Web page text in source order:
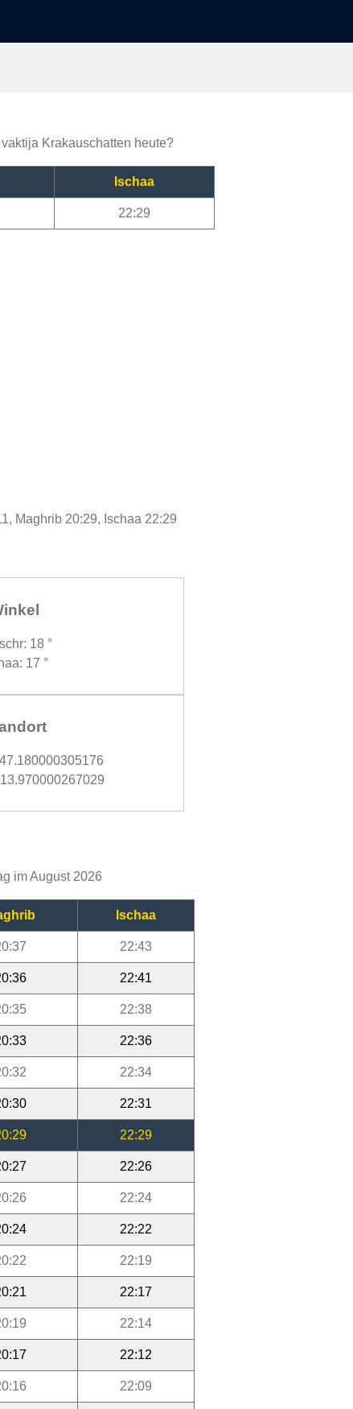
Krakauschatten heute?
Ischaa
22:29
Maghrib 20:29, Ischaa 22:29
18 °
17 °
im August 2026
Ischaa
22:43
22:41
22:38
22:36
22:34
22:31
22:29
22:26
22:24
22:22
22:19
22:17
22:14
22:12
22:09